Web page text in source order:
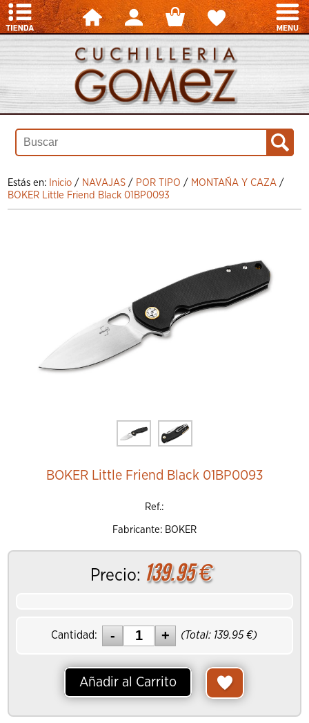
Estás en: Inicio / NAVAJAS / POR TIPO / MONTAÑA Y CAZA /
BOKER Little Friend Black 01BP0093
BOKER Little Friend Black 01BP0093
Ref.:
Fabricante: BOKER
Precio: 139.95€
Cantidad: (Total: 139.95 €)
Añadir al Carrito